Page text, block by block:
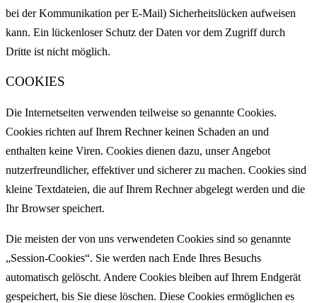
bei der Kommunikation per E-Mail) Sicherheitslücken aufweisen
kann. Ein lückenloser Schutz der Daten vor dem Zugriff durch
Dritte ist nicht möglich.
COOKIES
Die Internetseiten verwenden teilweise so genannte Cookies.
Cookies richten auf Ihrem Rechner keinen Schaden an und
enthalten keine Viren. Cookies dienen dazu, unser Angebot
nutzerfreundlicher, effektiver und sicherer zu machen. Cookies sind
kleine Textdateien, die auf Ihrem Rechner abgelegt werden und die
Ihr Browser speichert.
Die meisten der von uns verwendeten Cookies sind so genannte
„Session-Cookies“. Sie werden nach Ende Ihres Besuchs
automatisch gelöscht. Andere Cookies bleiben auf Ihrem Endgerät
gespeichert, bis Sie diese löschen. Diese Cookies ermöglichen es